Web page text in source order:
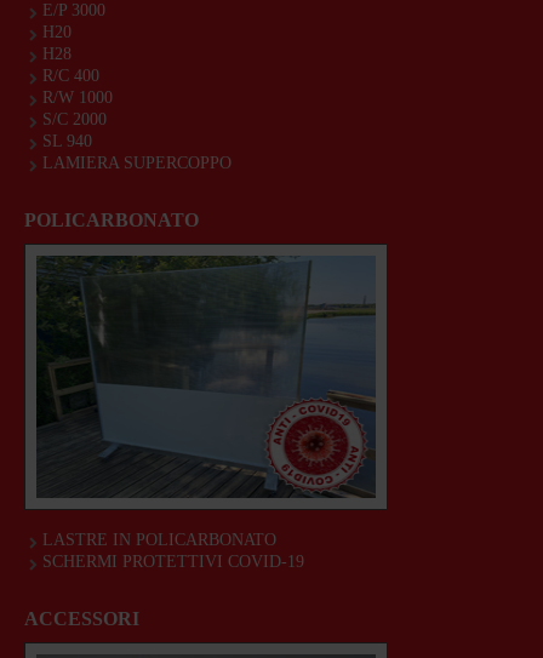
E/P 3000
H20
H28
R/C 400
R/W 1000
S/C 2000
SL 940
LAMIERA SUPERCOPPO
POLICARBONATO
LASTRE IN POLICARBONATO
SCHERMI PROTETTIVI COVID-19
ACCESSORI